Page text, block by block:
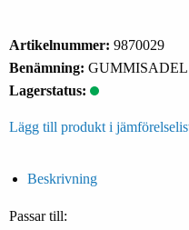
Artikelnummer: 9870029
Benämning: GUMMISADEL
Lagerstatus:
Lägg till produkt i
Beskrivning
Passar till: